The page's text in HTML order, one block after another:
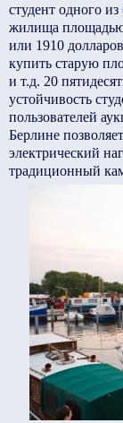
студент одного
жилища площадью
или 1910
купить старую
и т.д. 20
устойчивость
пользователей
Берлине
электрический
традиционный